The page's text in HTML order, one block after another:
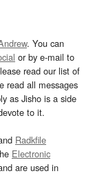
. You can
or by e-mail to
read our list of
read all messages
as Jisho is a side
to it.
Radkfile
Electronic
are used in